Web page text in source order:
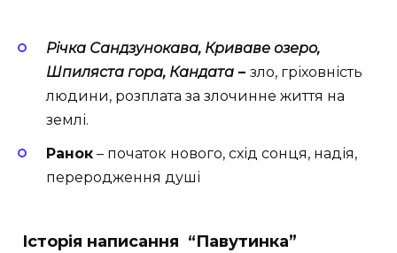
Річка Сандзунокава, Криваве озеро,
Шпиляста гора, Кандата – зло, гріховність
людини, розплата за злочинне життя на
землі.
Ранок – початок нового, схід сонця, надія,
переродження душі
Історія написання “Павутинка”